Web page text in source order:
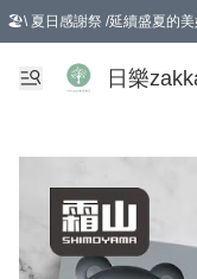
🏖️\ 夏日感謝祭 /延續盛夏的
選擇GoGoX住宅/工商地址
日樂